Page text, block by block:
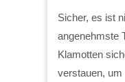
Sicher, es ist
angenehmste
Klamotten
verstauen,